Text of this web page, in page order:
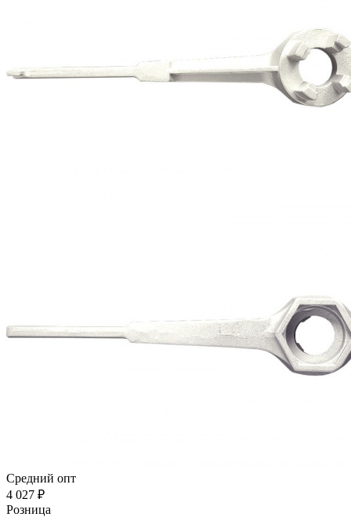
Средний опт
4 027 ₽
Розница